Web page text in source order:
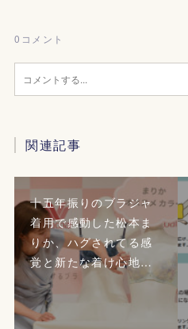
0 コメント
関連記事
十五年振りのブラジャ
着用で感動した松本ま
りか、ハグされてる感
覚と新たな着け心地…